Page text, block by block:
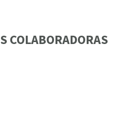
COLABORADORAS